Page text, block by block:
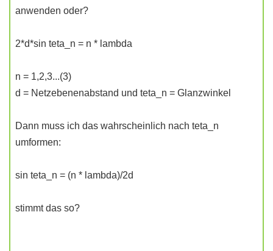
anwenden oder?
2*d*sin teta_n = n * lambda
n = 1,2,3...(3)
d = Netzebenenabstand und teta_n = Glanzwinkel
Dann muss ich das wahrscheinlich nach teta_n
umformen:
sin teta_n = (n * lambda)/2d
stimmt das so?